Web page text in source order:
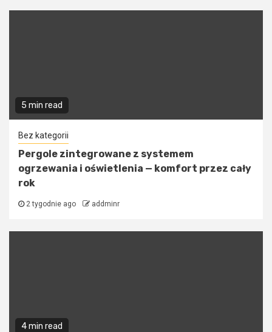
5 min read
Bez kategorii
Pergole zintegrowane z systemem
ogrzewania i oświetlenia — komfort przez cały
rok
2 tygodnie ago addminr
4 min read